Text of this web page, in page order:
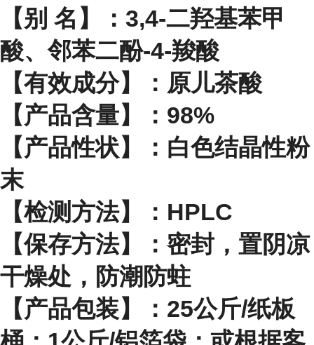
【别 名】：3,4-二羟基苯甲
酸、邻苯二酚-4-羧酸
【有效成分】：原儿茶酸
【产品含量】：98%
【产品性状】：白色结晶性粉
末
【检测方法】：HPLC
【保存方法】：密封，置阴凉
干燥处，防潮防蛀
【产品包装】：25公斤/纸板